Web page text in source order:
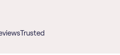
Trusted